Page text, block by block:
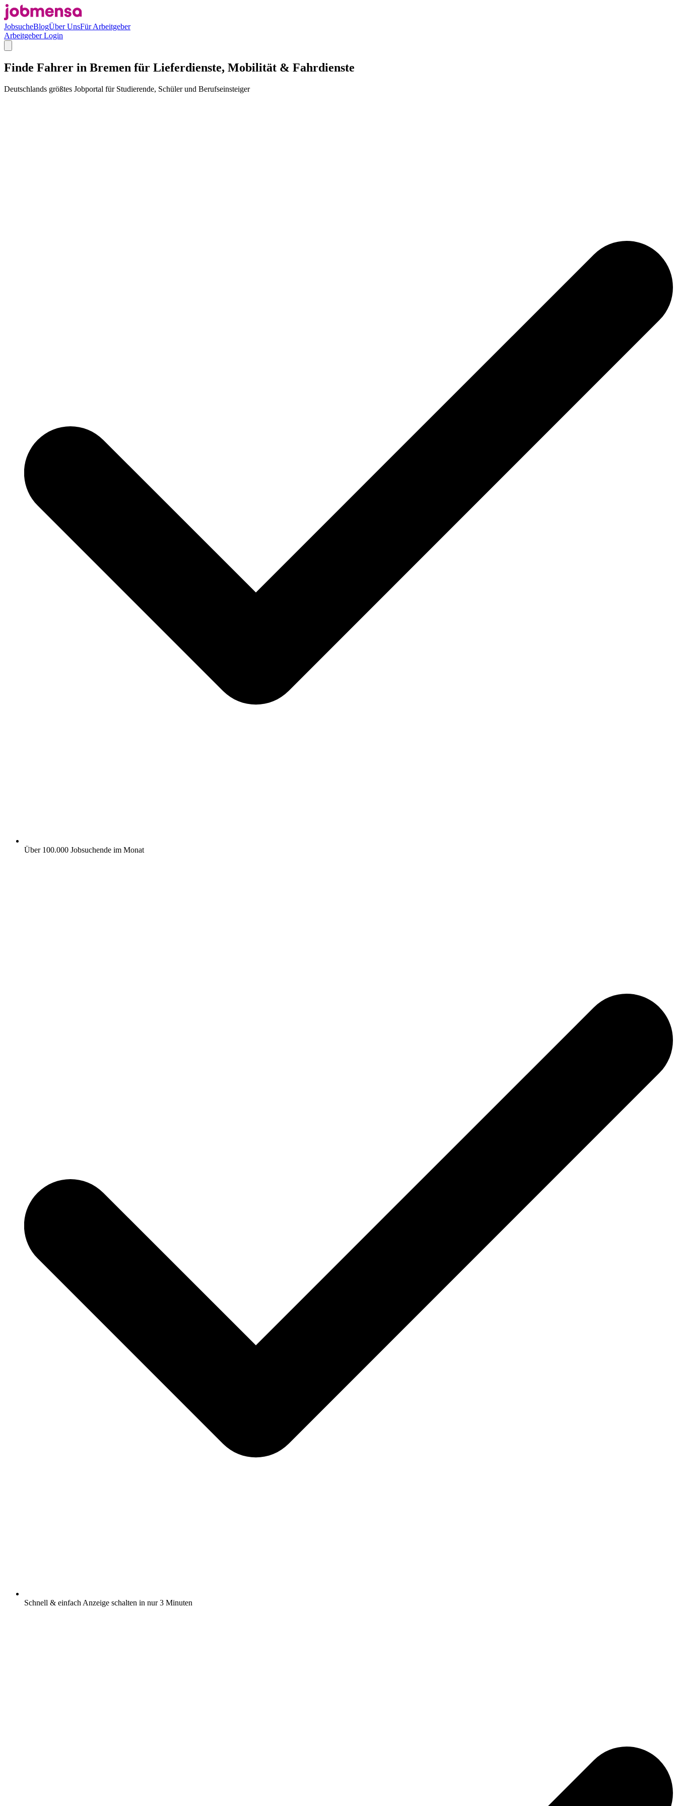
JobsucheBlogÜber UnsFür Arbeitgeber
Arbeitgeber Login
Finde Fahrer in Bremen für Lieferdienste, Mobilität & Fahrdienste
Deutschlands größtes Jobportal für Studierende, Schüler und Berufseinsteiger
Über 100.000 Jobsuchende im Monat
Schnell & einfach Anzeige schalten in nur 3 Minuten